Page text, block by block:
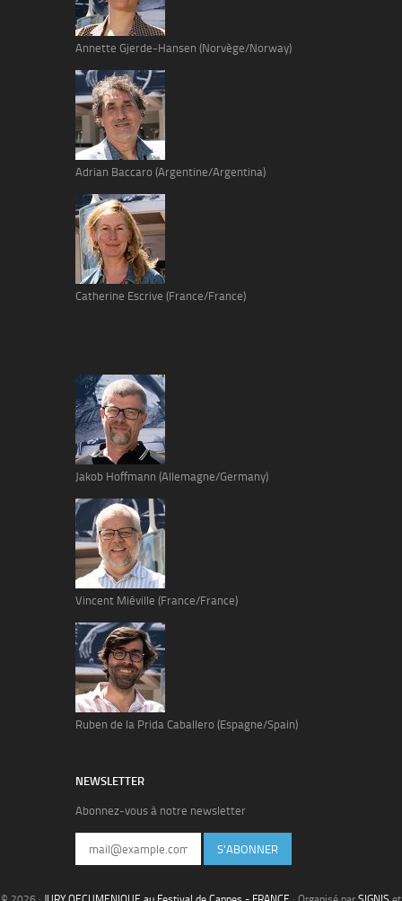
Annette Gjerde-Hansen (Norvège/Norway)
Adrian Baccaro (Argentine/Argentina)
Catherine Escrive (France/France)
Jakob Hoffmann (Allemagne/Germany)
Vincent Miéville (France/France)
Ruben de la Prida Caballero (Espagne/Spain)
NEWSLETTER
Abonnez-vous à notre newsletter
S'ABONNER